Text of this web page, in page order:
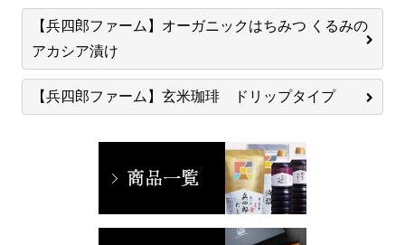
【兵四郎ファーム】オーガニックはちみつ くるみの
アカシア漬け
【兵四郎ファーム】玄米珈琲 ドリップタイプ